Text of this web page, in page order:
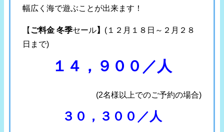
幅広く海で遊ぶことが出来ます！
【 ご料金 冬季セール】 (１２月１８日～２月２８
日まで)
１４，９００／人
(2名様以上でのご予約の場合)
３０，３００／人